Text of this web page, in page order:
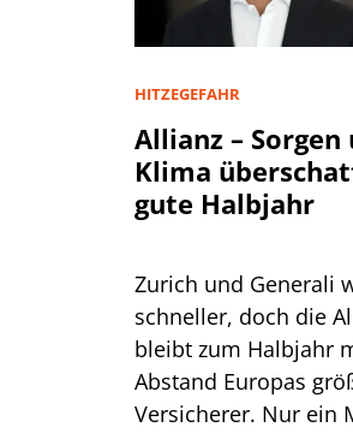
HITZEGEFAHR
Allianz – Sorgen
Klima
gute Halbjahr
Zurich und Generali
schneller, doch die
bleibt zum Halbjahr
Abstand Europas
Versicherer. Nur ein